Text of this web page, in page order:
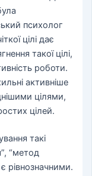
психолог
цілі дає
такої цілі,
роботи.
активніше
цілями,
цілей.
такі
“метод
рівнозначними.